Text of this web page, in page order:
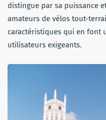
distingue par sa puissance
amateurs de vélos tout-
caractéristiques qui en font
utilisateurs exigeants.